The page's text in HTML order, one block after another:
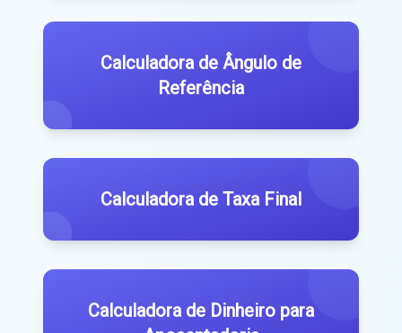
Calculadora de Ângulo de
Referência
Calculadora de Taxa Final
Calculadora de Dinheiro para